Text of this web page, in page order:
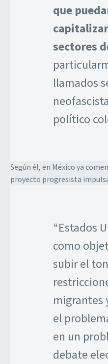
que
sectores
llamados
político
Según él, en México ya
proyecto progresista
“Estados
como
subir el
migrantes
el
en un
debate